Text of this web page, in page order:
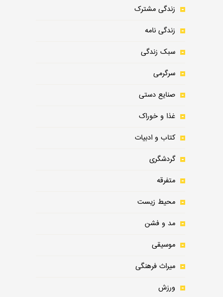
زندگی مشترک
زندگی نامه
سبک زندگی
سرگرمی
صنایع دستی
غذا و خوراک
کتاب و ادبیات
گردشگری
متفرقه
محیط زیست
مد و فشن
موسیقی
میراث فرهنگی
ورزش